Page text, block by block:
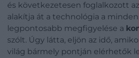
és következetesen foglalkozott
alakítja át a technológia a
legpontosabb megfigyelése a
szólt. Úgy látta, eljön az idő,
világ bármely pontján elérhetők